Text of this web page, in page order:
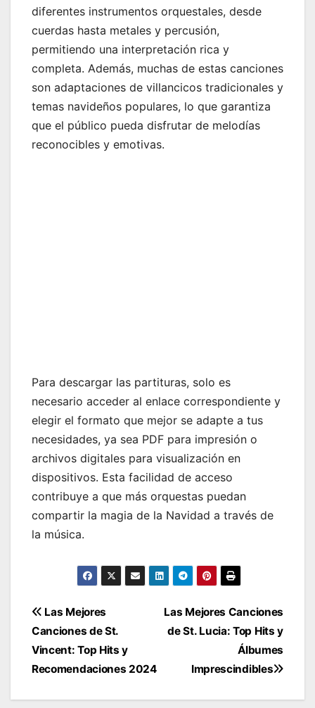
diferentes instrumentos orquestales, desde
cuerdas hasta metales y percusión,
permitiendo una interpretación rica y
completa. Además, muchas de estas canciones
son adaptaciones de villancicos tradicionales y
temas navideños populares, lo que garantiza
que el público pueda disfrutar de melodías
reconocibles y emotivas.
Para descargar las partituras, solo es
necesario acceder al enlace correspondiente y
elegir el formato que mejor se adapte a tus
necesidades, ya sea PDF para impresión o
archivos digitales para visualización en
dispositivos. Esta facilidad de acceso
contribuye a que más orquestas puedan
compartir la magia de la Navidad a través de
la música.
Navegación
de
entradas
Las Mejores Canciones
de St. Lucia: Top Hits y
Álbumes
Imprescindibles
Las Mejores
Canciones de St.
Vincent: Top Hits y
Recomendaciones 2024